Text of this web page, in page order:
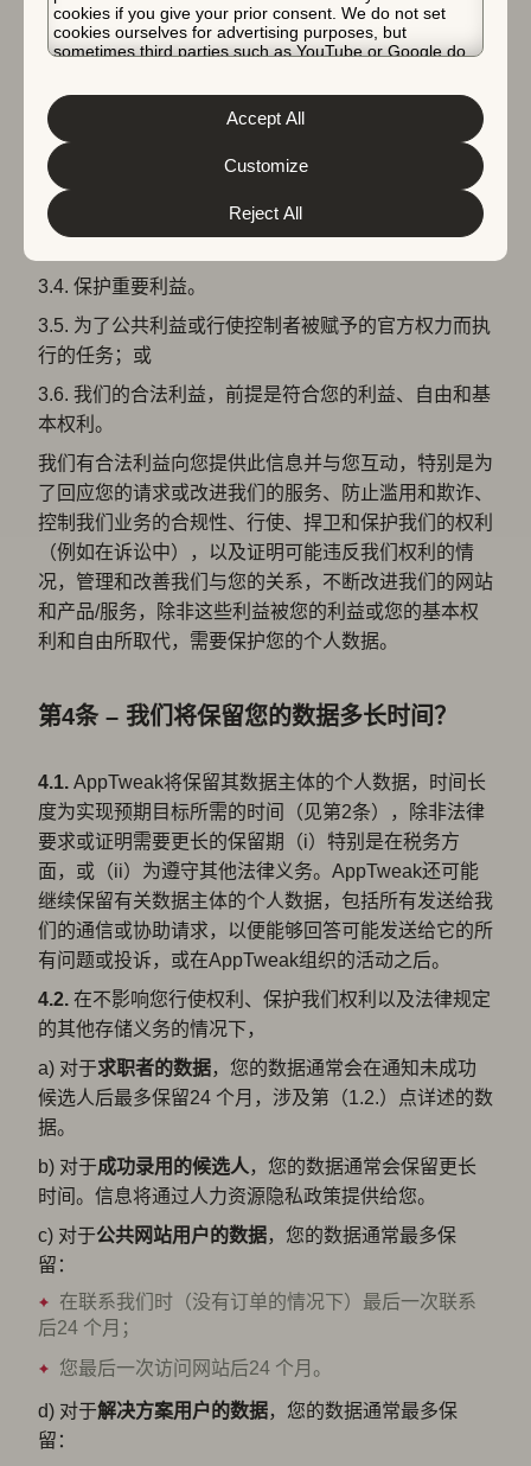
cookies if you give your prior consent. We do not set
cookies ourselves for advertising purposes, but
sometimes third parties such as YouTube or Google do.
about the protection of your personal data and the
different cookies we use, please read our
&
. You can customize your cookie settings
and preferences by clicking the “Customize” button.
Reject All
Customize
Accept All
“取消订阅” 按钮。请注意，处理您的选择退出请求可能
需要最多5个工作日。
一些您的数据来答案您的任何请求。如果您选择不与我
们分享这些数据，可能会导致无法履行合同。
3.3. 我们有处理数据的法律义务；例如，我们确实需要
收集和存储您的一些数据以满足各种法律要求，包括税
3.4. 保护重要利益。
3.5. 为了公共利益或行使控制者被赋予的官方权力而执
行的任务；或
3.6. 我们的合法利益，前提是符合您的利益、自由和基
本权利。
我们有合法利益向您提供此信息并与您互动，特别是为
了回应您的请求或改进我们的服务、防止滥用和欺诈、
控制我们业务的合规性、行使、捍卫和保护我们的权利
（例如在诉讼中），以及证明可能违反我们权利的情
况，管理和改善我们与您的关系，不断改进我们的网站
和产品/服务，除非这些利益被您的利益或您的基本权
利和自由所取代，需要保护您的个人数据。
第4条 – 我们将保留您的数据多长时间？
4.1. AppTweak将保留其数据主体的个人数据，时间长
度为实现预期目标所需的时间（见第2条），除非法律
要求或证明需要更长的保留期（i）特别是在税务方
面，或（ii）为遵守其他法律义务。AppTweak还可能
继续保留有关数据主体的个人数据，包括所有发送给我
们的通信或协助请求，以便能够回答可能发送给它的所
有问题或投诉，或在AppTweak组织的活动之后。
4.2. 在不影响您行使权利、保护我们权利以及法律规定
的其他存储义务的情况下，
a) 对于求职者的数据，您的数据通常会在通知未成功
候选人后最多保留24 个月，涉及第（1.2.）点详述的数
据。
b) 对于成功录用的候选人 ，您的数据通常会保留更长
时间。信息将通过人力资源隐私政策提供给您。
c) 对于公共网站用户的数据，您的数据通常最多保
留：
在联系我们时（没有订单的情况下）最后一次联系
后24 个月；
您最后一次访问网站后24 个月。
d) 对于解决方案用户的数据，您的数据通常最多保
留：